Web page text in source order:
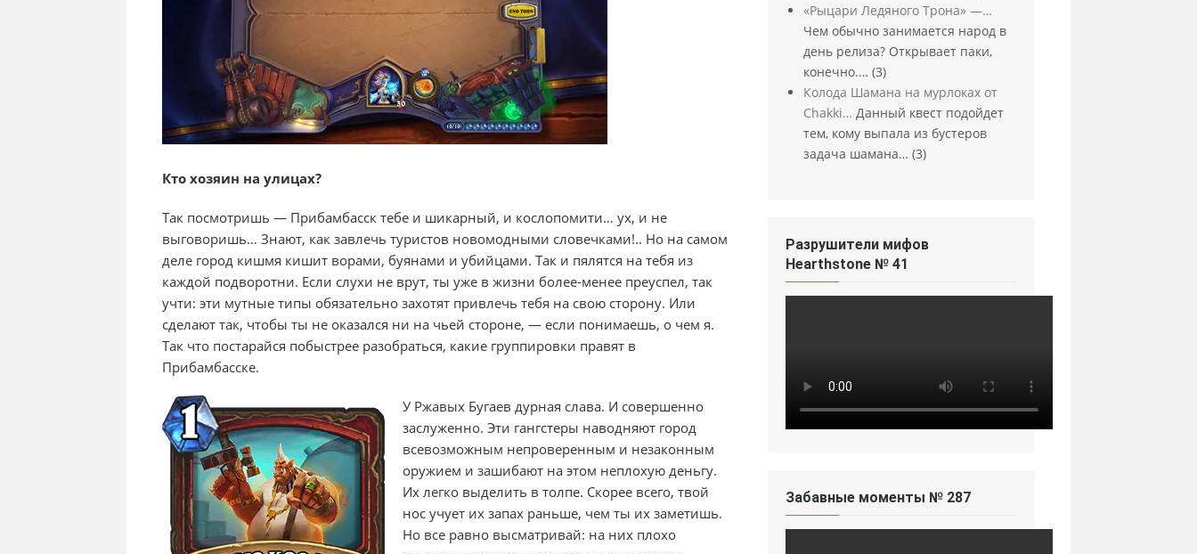
Кто хозяин на улицах?
Так посмотришь — Прибамбасск тебе и шикарный, и кослопомити… ух, и не
выговоришь… Знают, как завлечь туристов новомодными словечками!.. Но на самом
деле город кишмя кишит ворами, буянами и убийцами. Так и пялятся на тебя из
каждой подворотни. Если слухи не врут, ты уже в жизни более-менее преуспел, так
учти: эти мутные типы обязательно захотят привлечь тебя на свою сторону. Или
сделают так, чтобы ты не оказался ни на чьей стороне, — если понимаешь, о чем я.
Так что постарайся побыстрее разобраться, какие группировки правят в
Прибамбасске.
У Ржавых Бугаев дурная слава. И совершенно
заслуженно. Эти гангстеры наводняют город
всевозможным непроверенным и незаконным
оружием и зашибают на этом неплохую деньгу.
Их легко выделить в толпе. Скорее всего, твой
нос учует их запах раньше, чем ты их заметишь.
Но все равно высматривай: на них плохо
«Рыцари Ледяного Трона» —…
Чем обычно занимается народ в
день релиза? Открывает паки,
конечно.… (3)
Колода Шамана на мурлоках от
Chakki… Данный квест подойдет
тем, кому выпала из бустеров
задача шамана… (3)
Разрушители мифов
Hearthstone № 41
Забавные моменты № 287